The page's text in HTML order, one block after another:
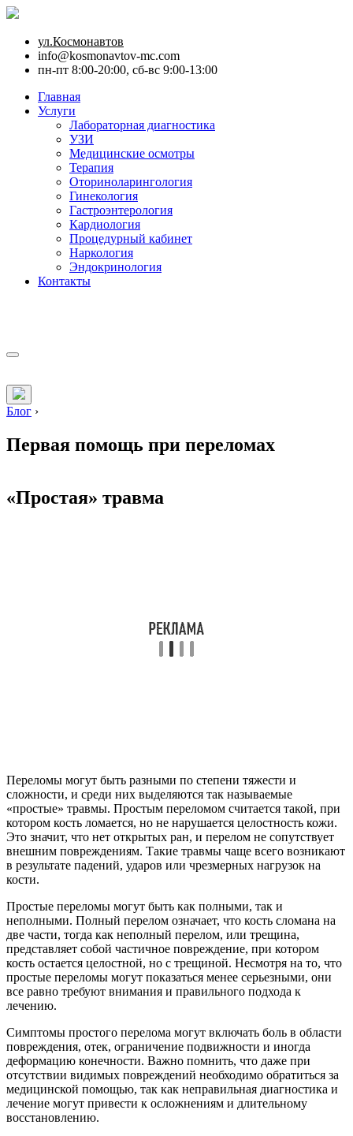
ул.Космонавтов
info@kosmonavtov-mc.com
пн-пт 8:00-20:00, сб-вс 9:00-13:00
Главная
Услуги
Лабораторная диагностика
УЗИ
Медицинские осмотры
Терапия
Оториноларингология
Гинекология
Гастроэнтерология
Кардиология
Процедурный кабинет
Наркология
Эндокринология
Контакты
Блог ›
Первая помощь при переломах
«Простая» травма
Переломы могут быть разными по степени тяжести и
сложности, и среди них выделяются так называемые
«простые» травмы. Простым переломом считается такой, при
котором кость ломается, но не нарушается целостность кожи.
Это значит, что нет открытых ран, и перелом не сопутствует
внешним повреждениям. Такие травмы чаще всего возникают
в результате падений, ударов или чрезмерных нагрузок на
кости.
Простые переломы могут быть как полными, так и
неполными. Полный перелом означает, что кость сломана на
две части, тогда как неполный перелом, или трещина,
представляет собой частичное повреждение, при котором
кость остается целостной, но с трещиной. Несмотря на то, что
простые переломы могут показаться менее серьезными, они
все равно требуют внимания и правильного подхода к
лечению.
Симптомы простого перелома могут включать боль в области
повреждения, отек, ограничение подвижности и иногда
деформацию конечности. Важно помнить, что даже при
отсутствии видимых повреждений необходимо обратиться за
медицинской помощью, так как неправильная диагностика и
лечение могут привести к осложнениям и длительному
восстановлению.